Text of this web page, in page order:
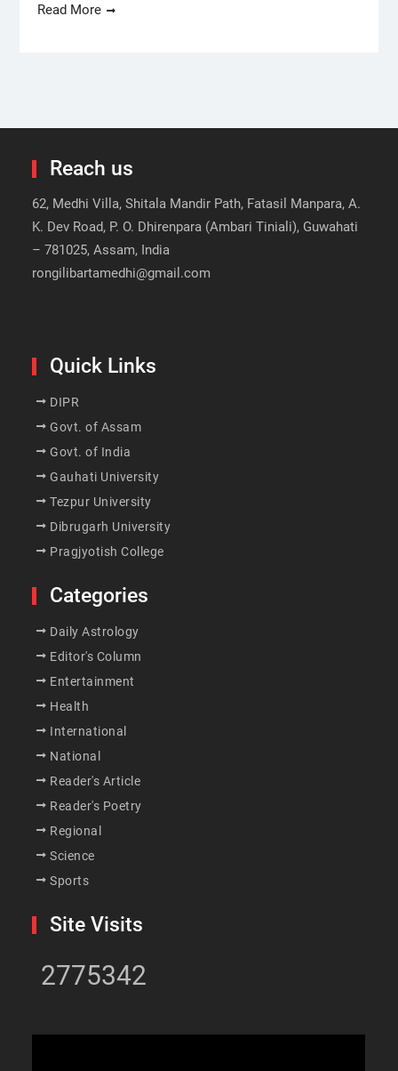
Read More
Reach us
62, Medhi Villa, Shitala Mandir Path, Fatasil Manpara, A.
K. Dev Road, P. O. Dhirenpara (Ambari Tiniali), Guwahati
– 781025, Assam, India
rongilibartamedhi@gmail.com
Quick Links
DIPR
Govt. of Assam
Govt. of India
Gauhati University
Tezpur University
Dibrugarh University
Pragjyotish College
Categories
Daily Astrology
Editor's Column
Entertainment
Health
International
National
Reader's Article
Reader's Poetry
Regional
Science
Sports
Site Visits
2775342